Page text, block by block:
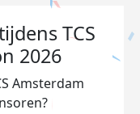
TCS
2026
Amsterdam